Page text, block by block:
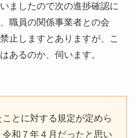
ましたので次の進捗確認に
職員の関係事業者との会
止しますとありますが、こ
あるのか、伺います。
とに対する規定が定めら
和７年４月だったと思い